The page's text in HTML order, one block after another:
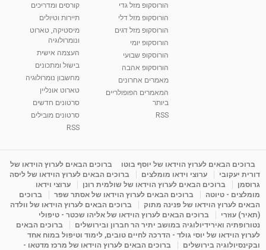
הורוסקופ מזל גדי
הורוסקופ מזל דלי
הורוסקופ מזל דגים
הורוסקופ יומי
הורוסקופ שבועי
הורוסקופ אהבה
מאמרים אחרונים
המאמרים הפופולריים
ביותר
RSS
קורסים ומדריכים
תיירות וטיולים
מיסטיקה, טארוט
ונומרולוגיה
העצמה אישית
בישול ומתכונים
מחשבון נומרולוגיה
טארוט אונליין
סרטונים חדשים
סרטונים מובילים
RSS
ברוכים הבאים לערוץ הוידאו של יוסף בוטו
ברוכים הבאים לערוץ הוידאו של
דורית יעקובי
ערוצי וידאו מומלצים
ברוכים הבאים לערוץ הוידאו של ליסה
גרוסמן
ברוכים הבאים לערוץ הוידאו של שולמית רונן
ערוצי וידאו
מומלצים - טיוטה
ברוכים הבאים לערוץ הוידאו של אסתר שפר
ברוכים
הבאים לערוץ הוידאו של פנינה מתוק
ברוכים הבאים לערוץ הוידאו של וולדה
(תאיר) עוזרי
ברוכים הבאים לערוץ הוידאו של אליהו שכטר - טיפולי
נטורופתיה ואירידיולוגיה במושב יתיר הר חברון ובירושלים
ברוכים הבאים
לערוץ הוידאו של יוסי גולד - הדרכה לחיים טובים, לימוד וטיפול במוח אחד
ובקינסיולוגיה בירושלים
ברוכים הבאים לערוץ הוידאו של מרכז מדטאו -